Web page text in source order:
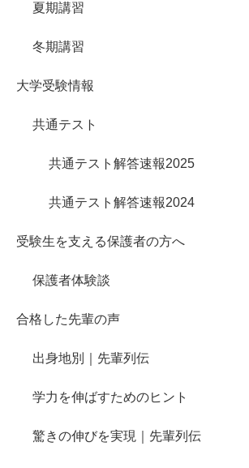
夏期講習
冬期講習
大学受験情報
共通テスト
共通テスト解答速報2025
共通テスト解答速報2024
受験生を支える保護者の方へ
保護者体験談
合格した先輩の声
出身地別｜先輩列伝
学力を伸ばすためのヒント
驚きの伸びを実現｜先輩列伝